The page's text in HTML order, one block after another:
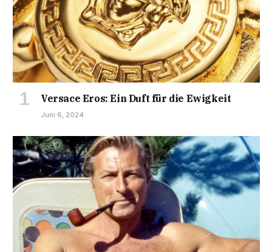
Versace Eros: Ein Duft für die Ewigkeit
Juni 6, 2024